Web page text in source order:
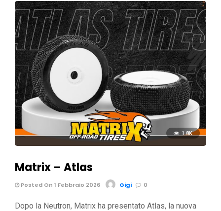
1.8K
Matrix – Atlas
Posted On 1 Febbraio 2026 Gigi 0
Dopo la Neutron, Matrix ha presentato Atlas, la nuova